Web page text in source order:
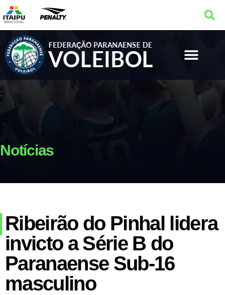
Notícias
Ribeirão do Pinhal lidera
invicto a Série B do
Paranaense Sub-16
masculino